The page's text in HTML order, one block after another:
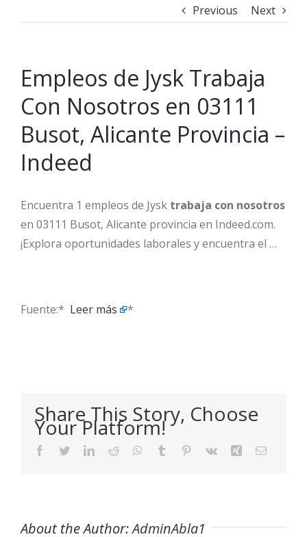
Previous Next
Empleos de Jysk Trabaja
Con Nosotros en 03111
Busot, Alicante Provincia –
Indeed
Encuentra 1 empleos de Jysk trabaja con nosotros
en 03111 Busot, Alicante provincia en Indeed.com.
¡Explora oportunidades laborales y encuentra el …
Fuente:* ​ Leer más *
Share This Story, Choose
Your Platform!
Facebook
TwitterLinkedIn
Reddit WhatsApp
Tumblr Pinterest
Vk Xing Email
About the Author:AdminAbla1